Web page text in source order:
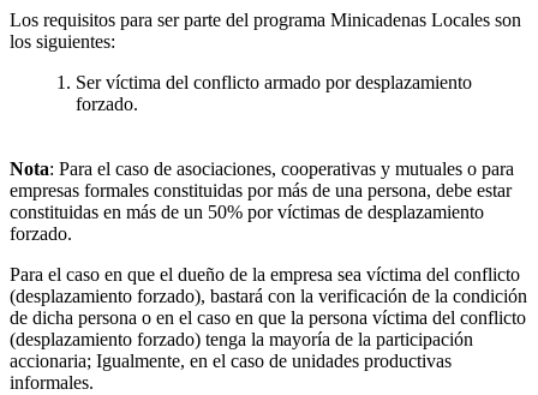
Los requisitos para ser parte del programa Minicadenas Locales son
los siguientes:
Ser víctima del conflicto armado por desplazamiento
forzado.
Nota: Para el caso de asociaciones, cooperativas y mutuales o para
empresas formales constituidas por más de una persona, debe estar
constituidas en más de un 50% por víctimas de desplazamiento
forzado.
Para el caso en que el dueño de la empresa sea víctima del conflicto
(desplazamiento forzado), bastará con la verificación de la condición
de dicha persona o en el caso en que la persona víctima del conflicto
(desplazamiento forzado) tenga la mayoría de la participación
accionaria; Igualmente, en el caso de unidades productivas
informales.